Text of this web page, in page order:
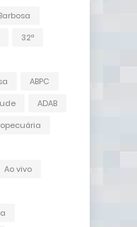
32ª
ABPC
ADAB
Ao vivo